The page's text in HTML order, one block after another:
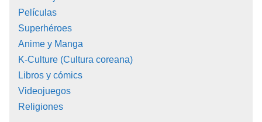
Películas
Superhéroes
Anime y Manga
K-Culture (Cultura coreana)
Libros y cómics
Videojuegos
Religiones